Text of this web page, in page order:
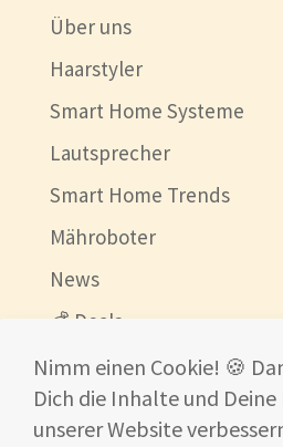
Über uns
Haarstyler
Smart Home Systeme
Lautsprecher
Smart Home Trends
Mähroboter
News
💰 Deals
Beste China Shops
Nimm einen Cookie! 🍪
Dich die Inhalte und
unserer Website